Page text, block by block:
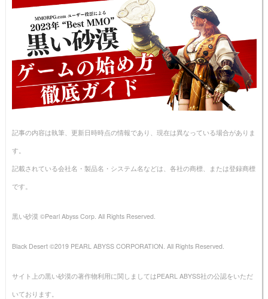
記事の内容は執筆、更新日時時点の情報であり、現在は異なっている場合がありま
す。
記載されている会社名・製品名・システム名などは、各社の商標、または登録商標
です。
黒い砂漠 ©Pearl Abyss Corp. All Rights Reserved.
Black Desert ©2019 PEARL ABYSS CORPORATION. All Rights Reserved.
サイト上の黒い砂漠の著作物利用に関しましてはPEARL ABYSS社の公認をいただ
いております。